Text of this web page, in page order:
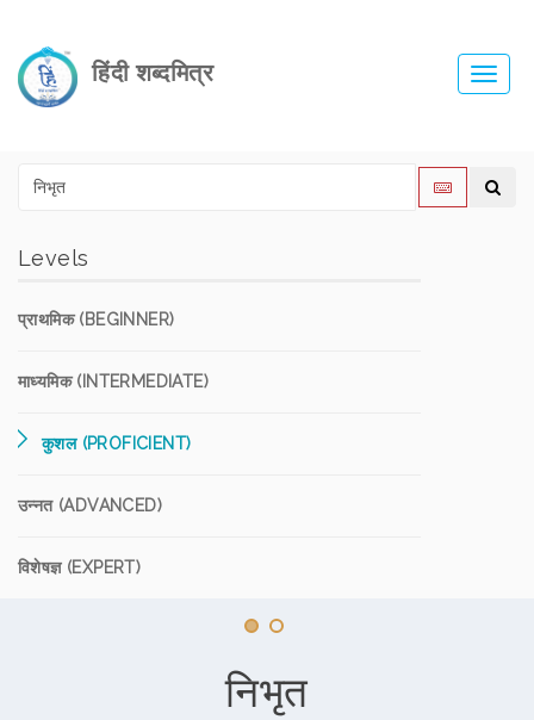
हिंदी शब्दमित्र
Levels
प्राथमिक (BEGINNER)
माध्यमिक (INTERMEDIATE)
कुशल (PROFICIENT)
उन्नत (ADVANCED)
विशेषज्ञ (EXPERT)
निभृत